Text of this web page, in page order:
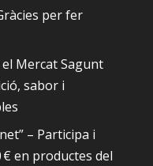
per fer
el Mercat Sagunt
sabor i
– Participa i
en productes del